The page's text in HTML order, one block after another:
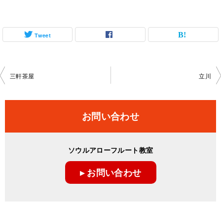
Tweet
投
ビ
三軒茶屋 立川
お問い合わせ
ソウルアローフルート教室
▸ お問い合わせ